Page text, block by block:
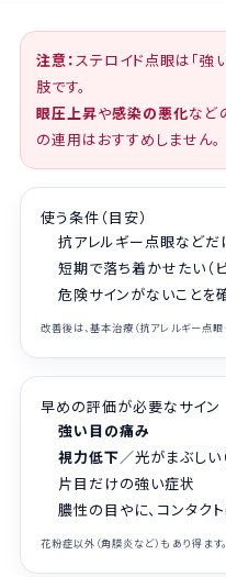
注意： ステロイド点眼は「強
肢です。
眼圧上昇や感染の悪化など
の連用はおすすめしません。
使う条件（目安）
抗アレルギー点眼などだ
短期で落ち着かせたい（
危険サインがないことを
改善後は、基本治療（抗アレルギー点眼
早めの評価が必要なサイン
強い目の痛み
視力低下／光がまぶしい
片目だけの強い症状
膿性の目やに、コンタク
花粉症以外（角膜炎など）もあり得ます。